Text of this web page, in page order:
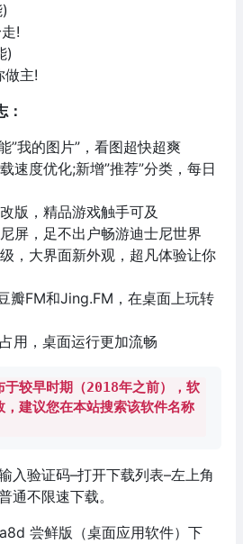
!
)
做主!
”我的图片”，看图超快超爽
速度优化;新增”推荐”分类，每日
版，精品游戏触手可及
屏，足不出户畅游迪士尼世界
，大界面新外观，超凡体验让你
瓣FM和Jing.FM，在桌面上玩转
用，桌面运行更加流畅
于较早时期（2018年之前），软
，建议您在本站搜索该软件名称
入验证码–打开下载列表–左上角
通不限速下载。
尝鲜版（桌面应用软件）下